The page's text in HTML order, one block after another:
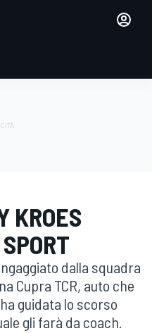
KROES
dalla squadra
Cupra TCR, auto che
guidata lo scorso
gli farà da coach.